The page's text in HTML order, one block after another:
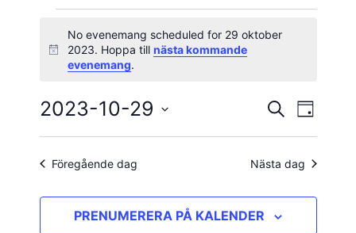
Evenemang
för
29
oktober
2023
Notis
No evenemang scheduled for 29 oktober
2023. Hoppa till nästa kommande
evenemang.
Search
and
Views
SÖK DAG
2023-10-29
Välj
Föregående dag Nästa dag
PRENUMERERA PÅ KALENDER